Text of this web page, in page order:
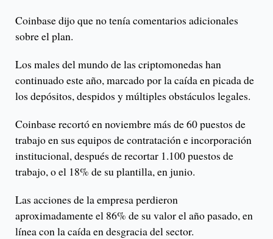
Coinbase dijo que no tenía comentarios adicionales
sobre el plan.
Los males del mundo de las criptomonedas han
continuado este año, marcado por la caída en picada de
los depósitos, despidos y múltiples obstáculos legales.
Coinbase recortó en noviembre más de 60 puestos de
trabajo en sus equipos de contratación e incorporación
institucional, después de recortar 1.100 puestos de
trabajo, o el 18% de su plantilla, en junio.
Las acciones de la empresa perdieron
aproximadamente el 86% de su valor el año pasado, en
línea con la caída en desgracia del sector.